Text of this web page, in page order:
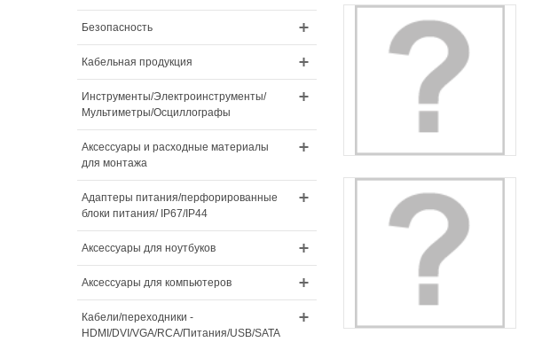
Безопасность
Кабельная продукция
Инструменты/Электроинструменты/
Мультиметры/Осциллографы
Аксессуары и расходные материалы
для монтажа
Адаптеры питания/перфорированные
блоки питания/ IP67/IP44
Аксессуары для ноутбуков
Аксессуары для компьютеров
Кабели/переходники -
HDMI/DVI/VGA/RCA/Питания/USB/SATA